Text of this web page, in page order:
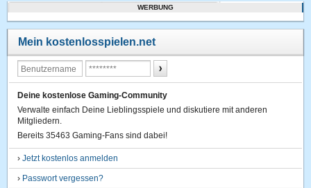
WERBUNG
Mein kostenlosspielen.net
Deine kostenlose Gaming-Community
Verwalte einfach Deine Lieblingsspiele und diskutiere mit anderen
Mitgliedern.
Bereits 35463 Gaming-Fans sind dabei!
›Jetzt kostenlos anmelden
› Passwort vergessen?